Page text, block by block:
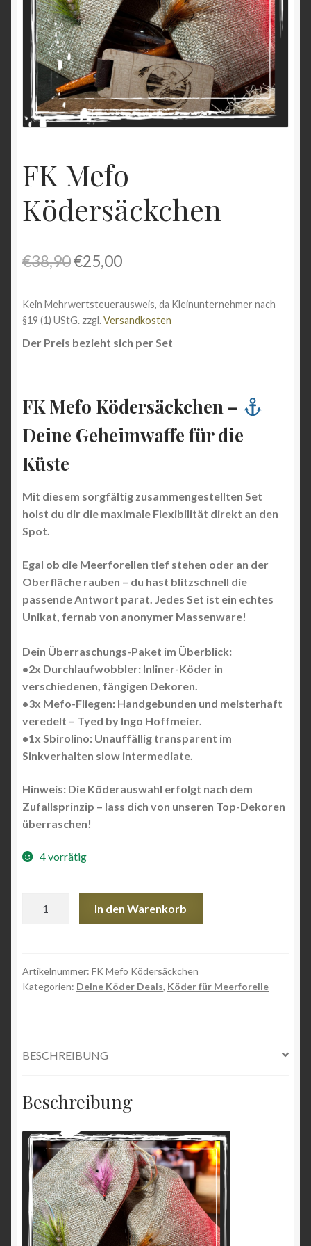
Shop
Versandarten
Vertrag widerrufen
Warenkorb
Zahlungsarten
FK Mefo
Ködersäckchen
€38,90Ursprünglicher
war:
€38,90
€25,00Aktueller
ist:
€25,00.
Kein Mehrwertsteuerausweis, da Kleinunternehmer nach
§19 (1) UStG. zzgl.Versandkosten
Der Preis bezieht sich per Set
FK Mefo Ködersäckchen –
Deine Geheimwaffe für die
Küste
Mit diesem sorgfältig zusammengestellten Set
holst du dir die maximale Flexibilität direkt an den
Spot.
Egal ob die Meerforellen tief stehen oder an der
Oberfläche rauben – du hast blitzschnell die
passende Antwort parat. Jedes Set ist ein echtes
Unikat, fernab von anonymer Massenware!
Dein Überraschungs-Paket im Überblick:
•2x Durchlaufwobbler: Inliner-Köder in
verschiedenen, fängigen Dekoren.
•3x Mefo-Fliegen: Handgebunden und meisterhaft
veredelt – Tyed by Ingo Hoffmeier.
•1x Sbirolino: Unauffällig transparent im
Sinkverhalten slow intermediate.
Hinweis: Die Köderauswahl erfolgt nach dem
Zufallsprinzip – lass dich von unseren Top-Dekoren
überraschen!
4 vorrätig
In den Warenkorb
Artikelnummer: FK Mefo Ködersäckchen
Kategorien: Deine Köder Deals, Köder für Meerforelle
BESCHREIBUNG
Beschreibung